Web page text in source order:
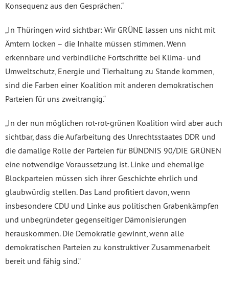
Konsequenz aus den Gesprächen.“
„In Thüringen wird sichtbar: Wir GRÜNE lassen uns nicht mit
Ämtern locken – die Inhalte müssen stimmen. Wenn
erkennbare und verbindliche Fortschritte bei Klima- und
Umweltschutz, Energie und Tierhaltung zu Stande kommen,
sind die Farben einer Koalition mit anderen demokratischen
Parteien für uns zweitrangig.“
„In der nun möglichen rot-rot-grünen Koalition wird aber auch
sichtbar, dass die Aufarbeitung des Unrechtsstaates DDR und
die damalige Rolle der Parteien für BÜNDNIS 90/DIE GRÜNEN
eine notwendige Voraussetzung ist. Linke und ehemalige
Blockparteien müssen sich ihrer Geschichte ehrlich und
glaubwürdig stellen. Das Land profitiert davon, wenn
insbesondere CDU und Linke aus politischen Grabenkämpfen
und unbegründeter gegenseitiger Dämonisierungen
herauskommen. Die Demokratie gewinnt, wenn alle
demokratischen Parteien zu konstruktiver Zusammenarbeit
bereit und fähig sind.“